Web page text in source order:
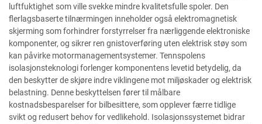
luftfuktighet som ville svekke mindre kvalitetsfulle spoler. Den
flerlagsbaserte tilnærmingen inneholder også elektromagnetisk
skjerming som forhindrer forstyrrelser fra nærliggende elektroniske
komponenter, og sikrer ren gnistoverføring uten elektrisk støy som
kan påvirke motormanagementsystemer. Tennspolens
isolasjonsteknologi forlenger komponentens levetid betydelig, da
den beskytter de skjøre indre viklingene mot miljøskader og elektrisk
belastning. Denne beskyttelsen fører til målbare
kostnadsbesparelser for bilbesittere, som opplever færre tidlige
svikt og redusert behov for vedlikehold. Isolasjonssystemet bidrar